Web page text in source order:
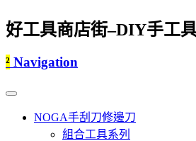
好工具商店街–DIY手工
² Navigation
NOGA手刮刀修邊刀
組合工具系列